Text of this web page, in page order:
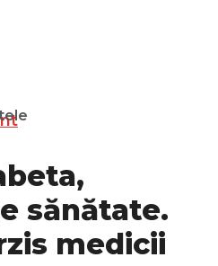
sănătate.
medicii